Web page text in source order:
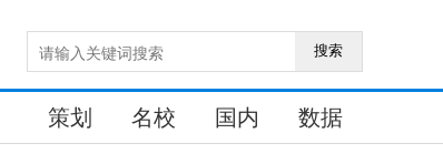
搜索
策划 名校 国内 数据